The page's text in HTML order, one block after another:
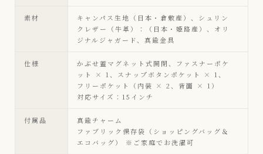
素材
キャンパス生地（日本・倉敷産）、シュリン
クレザー（牛革）：（日本・姫路産）、オリ
ジナルジャガード、真鍮金具
仕様
かぶせ蓋マグネット式開閉、ファスナーポケ
ット × 1、スナップボタンポケット × 1、
フリーポケット（内装 × 2、背面 × 1）
対応サイズ：15インチ
付属品
真鍮チャーム
ファブリック保存袋（ショッピングバッグ＆
エコバッグ） ※ご家庭でお洗濯可